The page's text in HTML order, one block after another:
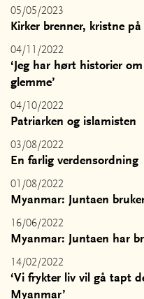
05/05/2023
Kirker brenner, kristne
04/11/2022
‘Jeg har hørt historier
glemme’
04/10/2022
Patriarken og islamisten
03/08/2022
En farlig verdensordning
01/08/2022
Myanmar: Juntaen
16/06/2022
Myanmar: Juntaen har
14/02/2022
‘Vi frykter liv vil gå tapt
Myanmar’